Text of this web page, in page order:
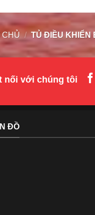
CHỦ / TỦ ĐIỀU KHIỂN
nối với chúng tôi
ĐỒ